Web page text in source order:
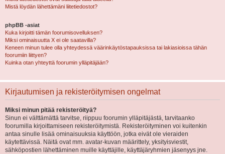
Mistä löydän lähettämäni liitetiedostot?
phpBB -asiat
Kuka kirjoitti tämän foorumisovelluksen?
Miksi ominaisuutta X ei ole saatavilla?
Keneen minun tulee olla yhteydessä väärinkäytöstapauksissa tai lakiasioissa tähän
foorumiin liittyen?
Kuinka otan yhteyttä foorumin ylläpitäjään?
Kirjautumisen ja rekisteröitymisen ongelmat
Miksi minun pitää rekisteröityä?
Sinun ei välttämättä tarvitse, riippuu foorumin ylläpitäjästä, tarvitaanko
foorumilla kirjoittamiseen rekisteröitymistä. Rekisteröityminen voi kuitenkin
antaa sinulle lisää ominaisuuksia käyttöön, jotka eivät ole vieraiden
käytettävissä. Näitä ovat mm. avatar-kuvan määrittely, yksityisviestit,
sähköpostien lähettäminen muille käyttäjille, käyttäjäryhmien jäsenyys jne.